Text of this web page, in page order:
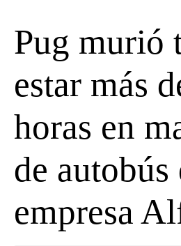
Pug murió
estar más
horas en
de autobús
empresa